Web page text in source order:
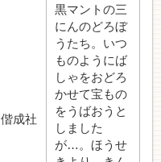
偕成社
黒マントの三
にんのどろぼ
うたち。いつ
ものようにば
しゃをおどろ
かせて宝もの
をうばおうと
しました
が…。ほうせ